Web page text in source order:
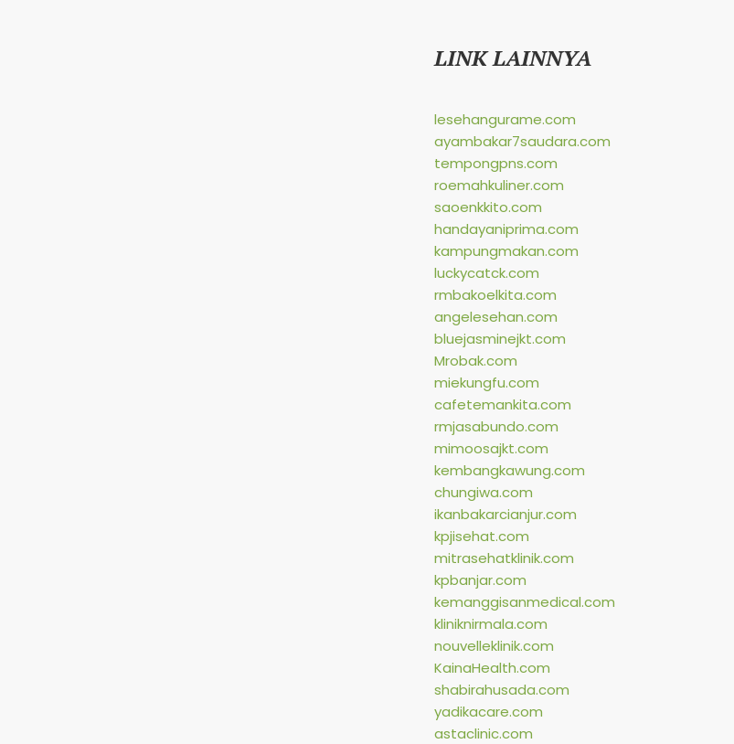
LINK LAINNYA
lesehangurame.com
ayambakar7saudara.com
tempongpns.com
roemahkuliner.com
saoenkkito.com
handayaniprima.com
kampungmakan.com
luckycatck.com
rmbakoelkita.com
angelesehan.com
bluejasminejkt.com
Mrobak.com
miekungfu.com
cafetemankita.com
rmjasabundo.com
mimoosajkt.com
kembangkawung.com
chungiwa.com
ikanbakarcianjur.com
kpjisehat.com
mitrasehatklinik.com
kpbanjar.com
kemanggisanmedical.com
kliniknirmala.com
nouvelleklinik.com
KainaHealth.com
shabirahusada.com
yadikacare.com
astaclinic.com